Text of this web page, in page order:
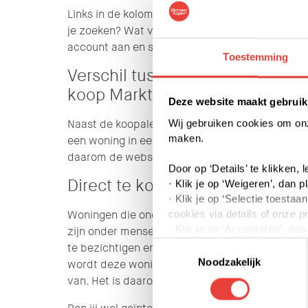
Toestemming
Deze website maakt
Wij gebruiken cookies om
maken.
Door op ‘Details’ te
· Klik je op ‘Weigeren’, dan
· Klik je op ‘Selectie
cookies via details of onze
· Klik je op ‘Accepteren’,
Je kunt jouw toestemming
We werken samen met
Toestemmingsselectie
Noodzakelijk
Links in de kolom kun je jouw voorkeuren
je zoeken? Wat voor soort woningtype wil je?
account aan en stel jouw koopalert in.
Verschil tussen Direct te koop
koop Marktconform
Naast de koopalerts zie je ook Direct te koop
een woning in een van deze twee categoriëen
daarom de website zelf goed in de gaten.
Direct te koop met Slimmer
Woningen die onder Direct te koop met
zijn onder mensen met een koopalert. De
te bezichtigen en te kopen. Hebben deze vijf
wordt deze woning aangeboden onder Direct
van. Het is daarom slim om zelf de website in